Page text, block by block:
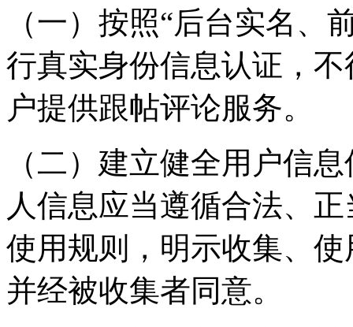
（一）按照“后台实名、
行真实身份信息认证，
户提供跟帖评论服务。
（二）建立健全用户信
人信息应当遵循合法、
使用规则，明示收集、
并经被收集者同意。